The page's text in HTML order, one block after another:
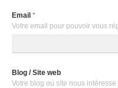
Email *
Votre email pour pouvoir vous
Blog / Site web
Votre blog ou site nous intéresse